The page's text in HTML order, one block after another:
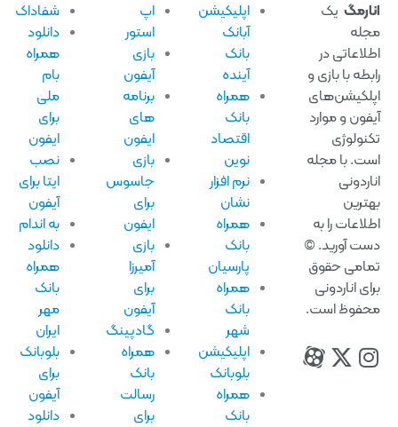
یک
در
با بازی و
و موارد
با مجله
را به
آورید. ©
حقوق
اناردونی
است.
اپلیکیشن
آبانک
آینده
همراه
اقتصاد
نرم افزار
نشان
همراه
پارسیان
همراه
اپلیکیشن
بلوبانک
همراه
اپ
استور
بازی
آیفون
برنامه
ایفون
بازی
جاسوس
ایفون
بازی
آیفون
گادپینگ
همراه
رسالت
شفاداک
دانلود
همراه
ایفون
نصب
ایتا برای
آیفون
به اندام
دانلود
همراه
بلوبانک
آیفون
دانلود